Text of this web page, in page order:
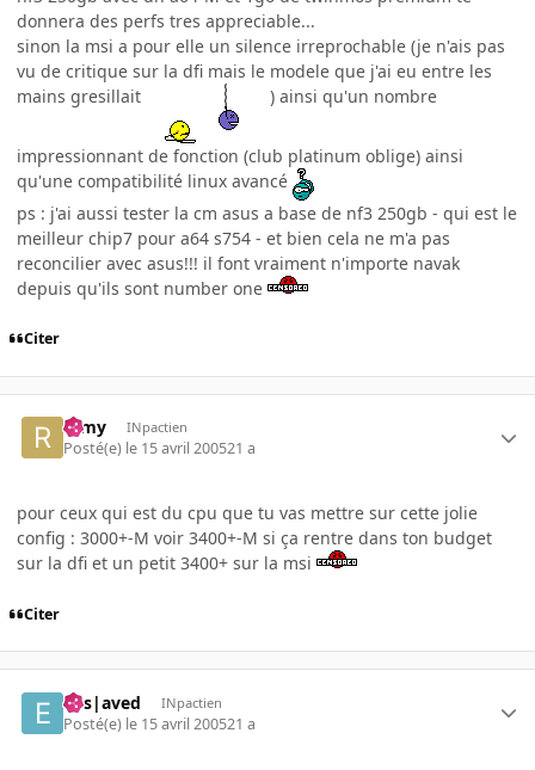
donnera des perfs tres appreciable...
sinon la msi a pour elle un silence irreprochable (je n'ais pas
vu de critique sur la dfi mais le modele que j'ai eu entre les
mains gresillait
) ainsi qu'un nombre
impressionnant de fonction (club platinum oblige) ainsi
qu'une compatibilité linux avancé
ps : j'ai aussi tester la cm asus a base de nf3 250gb - qui est le
meilleur chip7 pour a64 s754 - et bien cela ne m'a pas
reconcilier avec asus!!! il font vraiment n'importe navak
depuis qu'ils sont number one
Citer
ramy INpactien
Posté(e) le 15 avril 200521 a
pour ceux qui est du cpu que tu vas mettre sur cette jolie
config : 3000+-M voir 3400+-M si ça rentre dans ton budget
sur la dfi et un petit 3400+ sur la msi
Citer
Ens|aved INpactien
Posté(e) le 15 avril 200521 a